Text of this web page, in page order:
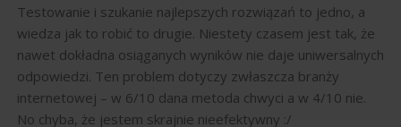
Testowanie i szukanie najlepszych rozwiązań to jedno, a
wiedza jak to robić to drugie. Niestety czasem jest tak, że
nawet dokładna osiąganych wyników nie daje uniwersalnych
odpowiedzi. Ten problem dotyczy zwłaszcza branży
internetowej – w 6/10 dana metoda chwyci a w 4/10 nie.
No chyba, że jestem skrajnie nieefektywny :/